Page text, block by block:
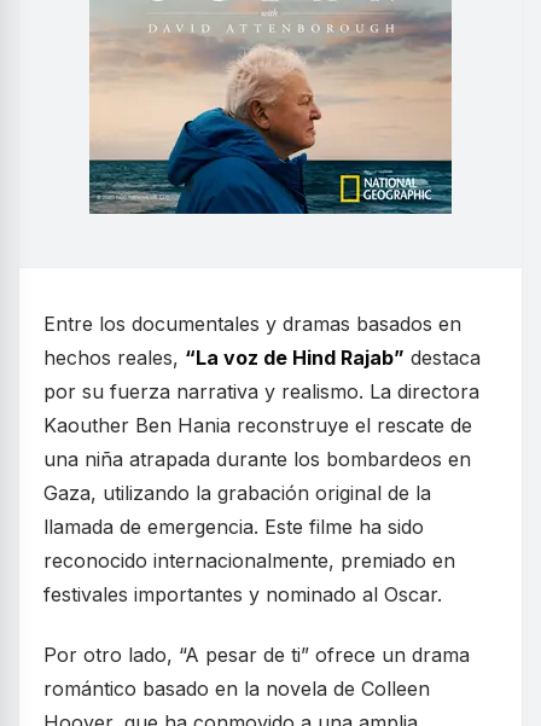
Entre los documentales y dramas basados en
hechos reales, “La voz de Hind Rajab” destaca
por su fuerza narrativa y realismo. La directora
Kaouther Ben Hania reconstruye el rescate de
una niña atrapada durante los bombardeos en
Gaza, utilizando la grabación original de la
llamada de emergencia. Este filme ha sido
reconocido internacionalmente, premiado en
festivales importantes y nominado al Oscar.
Por otro lado, “A pesar de ti” ofrece un drama
romántico basado en la novela de Colleen